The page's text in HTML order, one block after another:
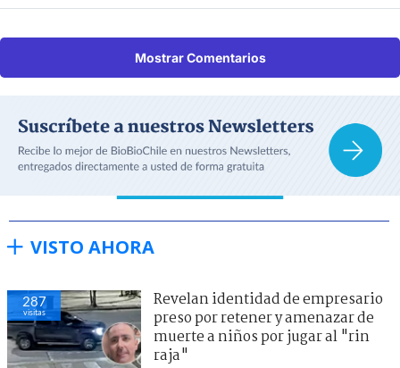
Mostrar Comentarios
VISTO AHORA
287
visitas
Revelan identidad de empresario
preso por retener y amenazar de
muerte a niños por jugar al "rin
raja"